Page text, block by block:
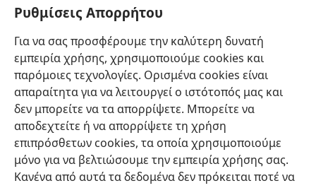
Ρυθμίσεις Απορρήτου
Για να σας προσφέρουμε την καλύτερη δυνατή
εμπειρία χρήσης, χρησιμοποιούμε cookies και
παρόμοιες τεχνολογίες. Ορισμένα cookies είναι
απαραίτητα για να λειτουργεί ο ιστότοπός μας και
δεν μπορείτε να τα απορρίψετε. Μπορείτε να
αποδεχτείτε ή να απορρίψετε τη χρήση
επιπρόσθετων cookies, τα οποία χρησιμοποιούμε
μόνο για να βελτιώσουμε την εμπειρία χρήσης σας.
Κανένα από αυτά τα δεδομένα δεν πρόκειται ποτέ να
καταστροφή. 45 Θα στήσει τις βασιλικές
του ανάμεσα στη μεγάλη θάλασσα και στο άγιο
βουνό του Κοσμήματος·
+ και θα φτάσει στο τέλος
του και δεν θα υπάρχει κανείς να τον βοηθήσει.
Ελληνική Κοινή Χρήση Προτιμήσεις
Copyright © 2026 Watch Tower Bible and Tract Society of Pennsylvania
Όροι Χρήσης Πολιτική Απορρήτου
Ρυθμίσεις Απορρήτου